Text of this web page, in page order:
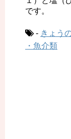
です。
- きょう
・魚介類